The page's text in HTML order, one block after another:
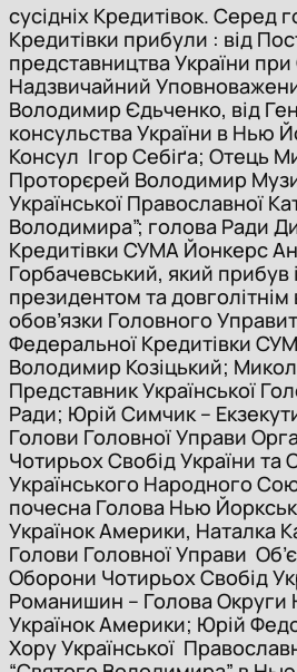
сусідніх Кредитівок. Серед
Кредитівки прибули : від
представництва України
Надзвичайний
Володимир Єдьченко, від
консульства України в Нью
Консул Ігор Себіґа; Отець
Проторєрей Володимир
Української Православної
Володимира”; голова Ради
Кредитівки СУМА Йонкерс
Горбачевський, який прибув
президентом та
обов’язки Головного
Федеральної Кредитівки
Володимир Козіцький;
Представник Української
Ради; Юрій Симчик –
Голови Головної Управи
Чотирьох Свобід України та
Українського Народного
почесна Голова Нью
Українок Америки, Наталка
Голови Головної Управи
Оборони Чотирьох Свобід
Романишин – Голова
Українок Америки; Юрій
Хору Української